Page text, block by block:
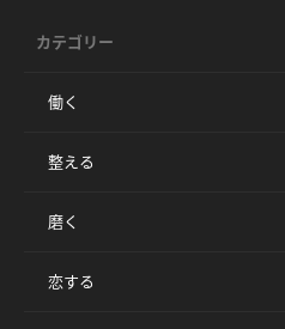
カテゴリー
働く
整える
磨く
恋する